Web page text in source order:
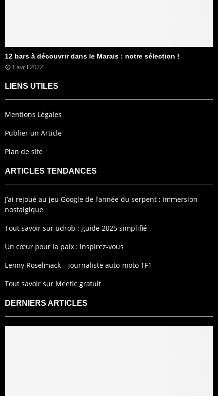
12 bars à découvrir dans le Marais : notre sélection !
1 avril 2022
LIENS UTILES
Mentions Légales
Publier un Article
Plan de site
ARTICLES TENDANCES
J’ai rejoué au jeu Google de l’année du serpent : immersion
nostalgique
Tout savoir sur udrob : guide 2025 simplifié
Un cœur pour la paix : inspirez-vous
Lenny Roselmack – journaliste auto-moto TF1
Tout savoir sur Meetic gratuit
DERNIERS ARTICLES